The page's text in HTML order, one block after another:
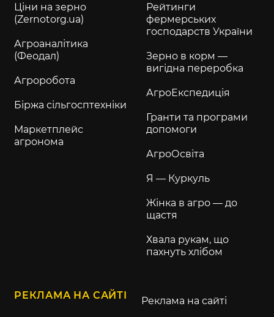
Ціни на зерно
(Zernotorg.ua)
Агроаналітика
(Феодал)
Агроробота
Біржа сільгосптехніки
Маркетплейс
агронома
Рейтинги
фермерських
господарств України
Зерно в корм —
вигідна переробка
АгроЕкспедиція
Гранти та програми
допомоги
АгроОсвіта
Я — Куркуль
Жінка в агро — до
щастя
Хвала рукам, що
пахнуть хлібом
РЕКЛАМА НА САЙТІ Реклама на сайті